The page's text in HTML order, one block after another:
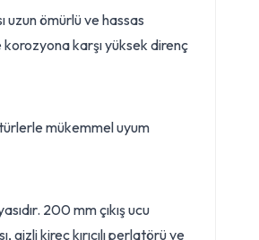
uzun ömürlü ve hassas
korozyona karşı yüksek direnç
mükemmel uyum
200 mm çıkış ucu
kireç kırıcılı perlatörü ve